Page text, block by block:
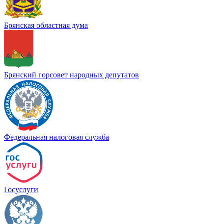
Брянская областная дума
Брянский горсовет народных депутатов
Федеральная налоговая служба
Госуслуги